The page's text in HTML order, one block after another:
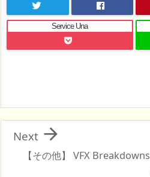
Service Una
【その他】 VFX Breakdowns

Next